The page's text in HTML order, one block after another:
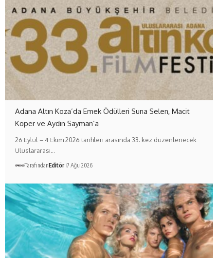
Adana Altın Koza’da Emek Ödülleri Suna Selen, Macit
Koper ve Aydın Sayman’a
26 Eylül – 4 Ekim 2026 tarihleri arasında 33. kez düzenlenecek
Uluslararası…
TarafındanEditör 7 Ağu 2026